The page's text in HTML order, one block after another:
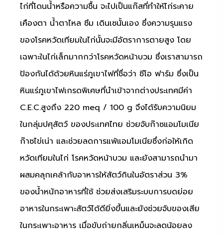
ไก่ที่โดนน้ำหรือความชื้น จะไปเป็นแก๊สที่ทำให้ไก่ระคาย
เคืองตา น้ำตาไหล ซึม เดินเซนั้นเอง ซึ่งความรุนแรง
ของโรคหวัดเทียมในไก่นั้นจะมีอัตราการตายสูง โดย
เฉพาะในไก่เล็กมากกว่าโรคหวัดหน้าบวม ซึ่งเราสามารถ
ป้องกันได้ด้วยหินแร่ภูเขาไฟที่ชื่อว่า ซีโอ ฟาร์ม ซึ่งเป็น
หินแร่ภูเขาไฟเกรดพิเศษที่นำเข้าจากต่างประเทศมีค่า
C.E.C.สูงถึง 220 meq / 100 g จึงได้รับความนิยม
ในกลุ่มปศุสัตว์ ของประเทศไทย ช่วยจับก๊าซแอมโมเนีย
ก๊าซไข่เน่า และช่วยลดการแพ้แอมโมเนียซึ่งก่อให้เกิด
หวัดเทียมในไก่ โรคหวัดหน้าบวม และยังสามารถนำมา
ผสมคลุกเคล้ากับอาหารให้สัตว์กินในอัตราส่วน 3%
ของน้ำหนักอาหารที่ใช้ ช่วยส่งเสริมระบบการบดย่อย
อาหารในกระเพาะสัตว์ได้ดียิ่งขึ้นและยังช่วยจับของเสีย
ในกระเพาะอาหาร เมื่อขับถ่ายกลิ่นเหม็นจะลดน้อยลง